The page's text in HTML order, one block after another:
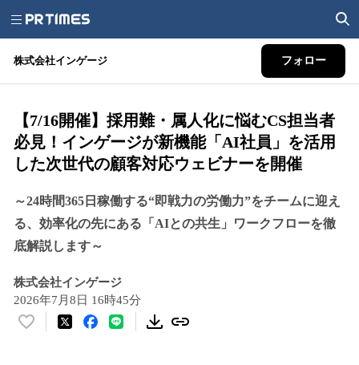
株式会社インゲージ フォロー
【7/16開催】採用難・属人化に悩むCS担当者
必見！インゲージが新機能「AI社員」を活用
した次世代の顧客対応ウェビナーを開催
～24時間365日稼働する“即戦力の労働力”をチームに迎え
る、効率化の先にある「AIとの共生」ワークフローを徹
底解説します～
株式会社インゲージ
2026年7月8日 16時45分
い